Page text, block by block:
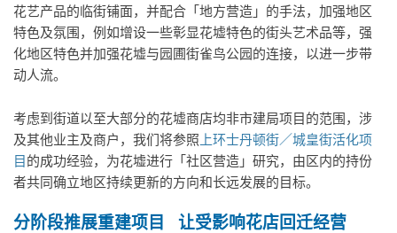
花艺产品的临街铺面，并配合「地方营造」的手法，加强地区
特色及氛围，例如增设一些彰显花墟特色的街头艺术品等，强
化地区特色并加强花墟与园圃街雀鸟公园的连接，以进一步带
动人流。
考虑到街道以至大部分的花墟商店均非市建局项目的范围，涉
及其他业主及商户，我们将参照 上环士丹顿街／城皇街活化项
目的成功经验，为花墟进行「社区营造」研究，由区内的持份
者共同确立地区持续更新的方向和长远发展的目标。
分阶段推展重建项目 让受影响花店回迁经营